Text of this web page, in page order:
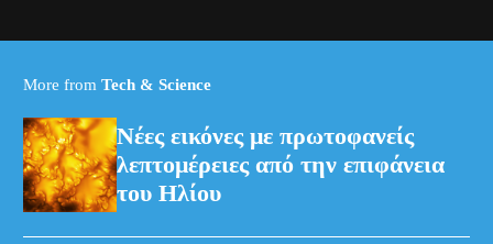
More from Tech & Science
Νέες εικόνες με πρωτοφανείς
λεπτομέρειες από την επιφάνεια
του Ηλίου